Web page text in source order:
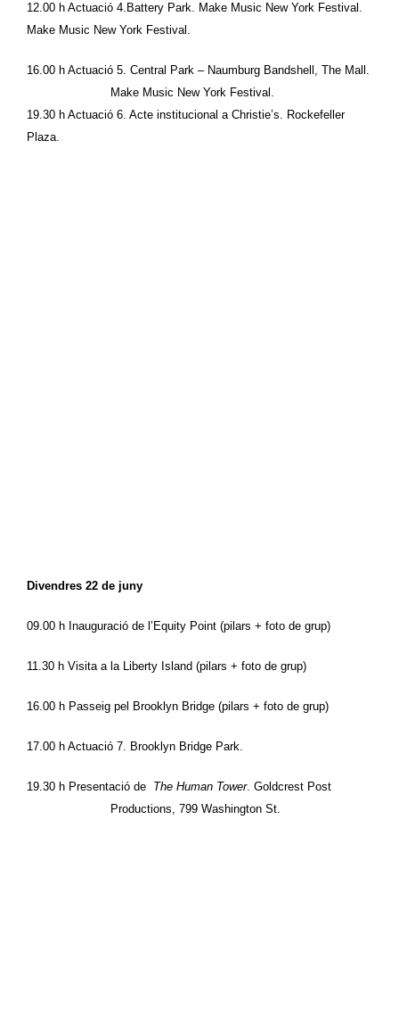
12.00 h Actuació 4. Battery Park
Make Music New York Festival .
16.00 h Actuació 5. Central Park – Naumburg Bandshell, The Mall
Make Music New York Festival .
19.30 h Actuació 6. Acte institucional a Christie’s. Rockefeller
Plaza.
Divendres 22 de juny
09.00 h Inauguració de l’ Equity Point (pilars + foto de grup)
11.30 h Visita a la Liberty Island (pilars + foto de grup)
16.00 h Passeig pel Brooklyn Bridge (pilars + foto de grup)
17.00 h Actuació 7. Brooklyn Bridge Park
19.30 h Presentació de The Human Tower. Goldcrest Post
Productions, 799 Washington St.